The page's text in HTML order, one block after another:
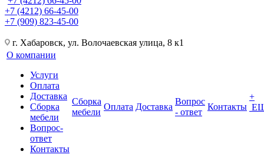
+7 (4212) 66-45-00
+7 (909) 823-45-00
г. Хабаровск, ул. Волочаевская улица, 8 к1
О компании
Услуги
Оплата
Доставка
Сборка
мебели
Вопрос-
ответ
Контакты
Сборка
мебели
Оплата Доставка
Вопрос
- ответ
Контакты
+